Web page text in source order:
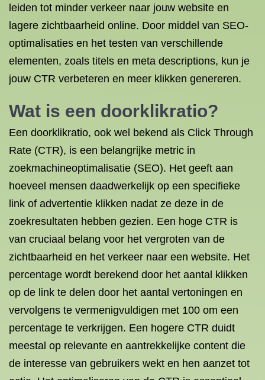
leiden tot minder verkeer naar jouw website en
lagere zichtbaarheid online. Door middel van SEO-
optimalisaties en het testen van verschillende
elementen, zoals titels en meta descriptions, kun je
jouw CTR verbeteren en meer klikken genereren.
Wat is een doorklikratio?
Een doorklikratio, ook wel bekend als Click Through
Rate (CTR), is een belangrijke metric in
zoekmachineoptimalisatie (SEO). Het geeft aan
hoeveel mensen daadwerkelijk op een specifieke
link of advertentie klikken nadat ze deze in de
zoekresultaten hebben gezien. Een hoge CTR is
van cruciaal belang voor het vergroten van de
zichtbaarheid en het verkeer naar een website. Het
percentage wordt berekend door het aantal klikken
op de link te delen door het aantal vertoningen en
vervolgens te vermenigvuldigen met 100 om een
percentage te verkrijgen. Een hogere CTR duidt
meestal op relevante en aantrekkelijke content die
de interesse van gebruikers wekt en hen aanzet tot